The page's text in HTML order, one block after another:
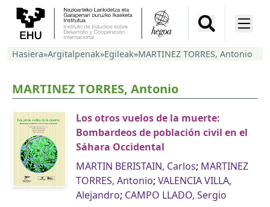
Hasiera»Argitalpenak»Egileak»MARTINEZ TORRES, Antonio
MARTINEZ TORRES, Antonio
Los otros vuelos de la muerte:
Bombardeos de población civil en el
Sáhara Occidental
MARTIN BERISTAIN, Carlos; MARTINEZ
TORRES, Antonio; VALENCIA VILLA,
Alejandro; CAMPO LLADO, Sergio